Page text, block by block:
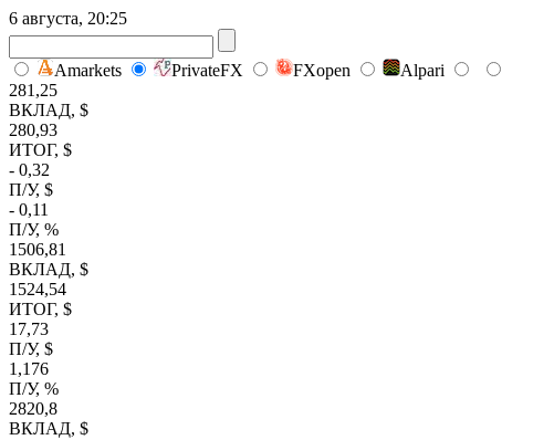
6 августа, 20:25
Amarkets PrivateFX FXopen
Alpari
281,25
ВКЛАД, $
280,93
ИТОГ, $
- 0,32
П/У, $
- 0,11
П/У, %
1506,81
ВКЛАД, $
1524,54
ИТОГ, $
17,73
П/У, $
1,176
П/У, %
2820,8
ВКЛАД, $